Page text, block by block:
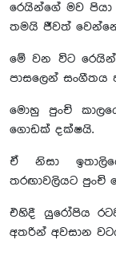
රෙයින්ගේ මව පියා
තමයි ජීවත්
මේ වන විට රෙයින්
පාසලෙන් සංගීතය
මොහු පුංචි
ගොඩක් දක්ෂයි.
ඒ නිසා
තරඟාවලියට පුංචි
එහිදී යුරෝපිය
අතරින් අවසාන